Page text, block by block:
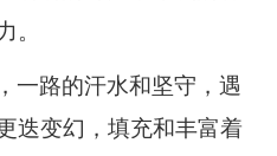
。
一路的汗水和坚守，遇
迭变幻，填充和丰富着